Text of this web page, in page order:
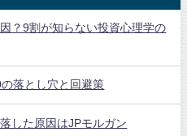
？9割が知らない投資心理学の
落とし穴と回避策
した原因はJPモルガン